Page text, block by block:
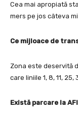
Cea mai apropiată
mers pe jos câteva
Ce mijloace de
Zona este deservită
care liniile 1, 8, 11, 25,
Există parcare la